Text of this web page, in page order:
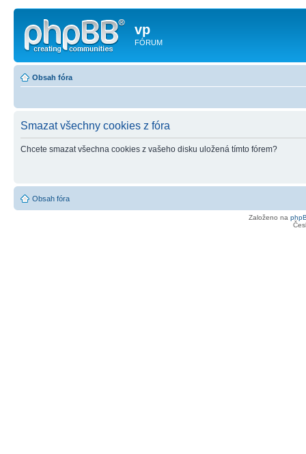
vp
FÓRUM
Obsah fóra
Smazat všechny cookies z fóra
Chcete smazat všechna cookies z vašeho disku uložená tímto fórem?
Obsah fóra
Založeno na